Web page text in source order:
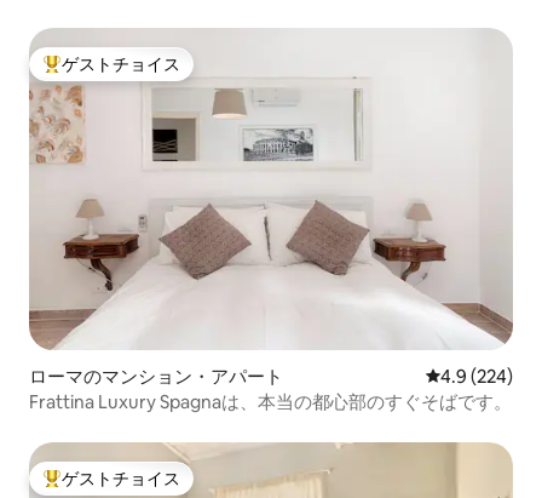
大好評のゲストチョイスです。
ゲストチョイス
ローマのマンション・アパート レビュー224
4.9 (224)
Frattina Luxury Spagnaは、本当の都心部のすぐそばです。
大好評のゲストチョイスです。
ゲストチョイス